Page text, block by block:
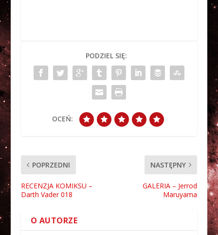
PODZIEL SIĘ:
OCEŃ:
POPRZEDNI
RECENZJA KOMIKSU –
Darth Vader 018
NASTĘPNY
GALERIA – Jerrod
Maruyama
O AUTORZE